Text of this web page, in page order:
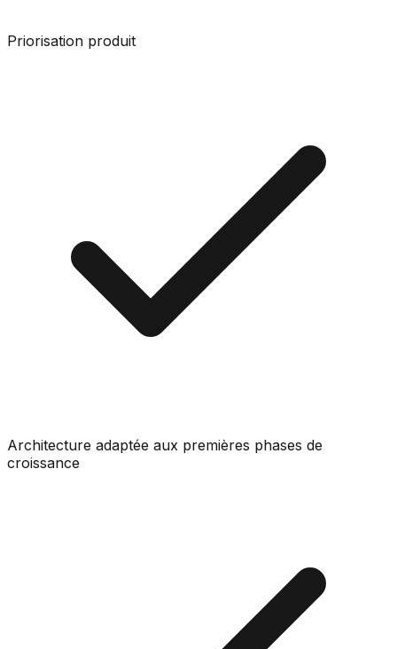
Priorisation produit
Architecture adaptée aux premières phases de
croissance